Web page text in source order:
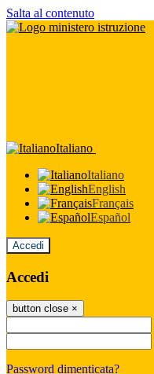
Salta al contenuto
Italiano
Italiano
English
Français
Español
Accedi
Accedi
button close ×
Password dimenticata?